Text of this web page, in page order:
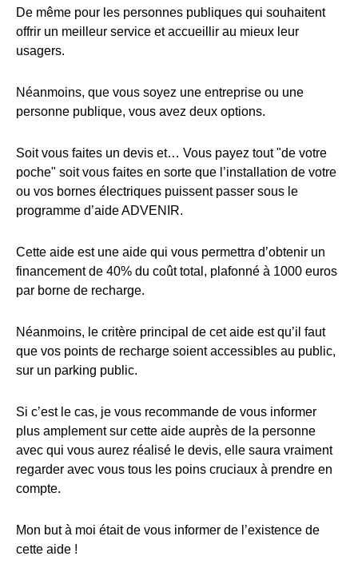
De même pour les personnes publiques qui souhaitent
offrir un meilleur service et accueillir au mieux leur
usagers.
Néanmoins, que vous soyez une entreprise ou une
personne publique, vous avez deux options.
Soit vous faites un devis et… Vous payez tout "de votre
poche" soit vous faites en sorte que l’installation de votre
ou vos bornes électriques puissent passer sous le
programme d’aide ADVENIR.
Cette aide est une aide qui vous permettra d’obtenir un
financement de 40% du coût total, plafonné à 1000 euros
par borne de recharge.
Néanmoins, le critère principal de cet aide est qu’il faut
que vos points de recharge soient accessibles au public,
sur un parking public.
Si c’est le cas, je vous recommande de vous informer
plus amplement sur cette aide auprès de la personne
avec qui vous aurez réalisé le devis, elle saura vraiment
regarder avec vous tous les poins cruciaux à prendre en
compte.
Mon but à moi était de vous informer de l’existence de
cette aide !